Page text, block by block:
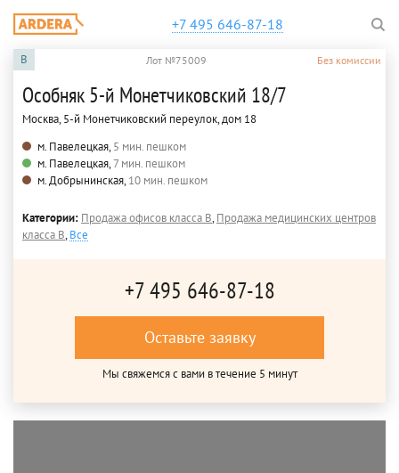
+7 495 646-87-18
B Лот №75009 Без комиссии
Особняк 5-й Монетчиковский 18/7
Москва, 5-й Монетчиковский переулок, дом 18
м. Павелецкая,5 мин. пешком
м. Павелецкая,7 мин. пешком
м. Добрынинская,10 мин. пешком
Категории: Продажа офисов класса B,Продажа медицинских центров
класса B,Все
+7 495 646-87-18
Оставьте заявку
Мы свяжемся с вами в течение 5 минут